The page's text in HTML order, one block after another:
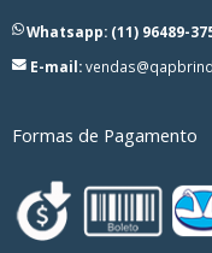
Whatsapp: (11) 96489-
E-mail:
Formas de Pagamento